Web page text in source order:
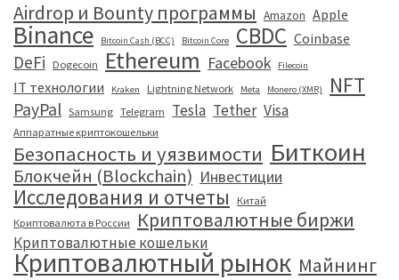
Airdrop и Bounty программы Amazon Apple
Binance Bitcoin Cash (BCC) Bitcoin Core CBDC Coinbase
DeFi Dogecoin Ethereum Facebook Filecoin
IT технологии Kraken Lightning Network Meta Monero (XMR) NFT
PayPal Samsung Telegram Tesla Tether Visa
Аппаратные криптокошельки
Безопасность и уязвимости Биткоин
Блокчейн (Blockchain) Инвестиции
Исследования и отчеты
Китай
Криптовалюта в России
Криптовалютные биржи
Криптовалютные кошельки
Криптовалютный рынок Майнинг